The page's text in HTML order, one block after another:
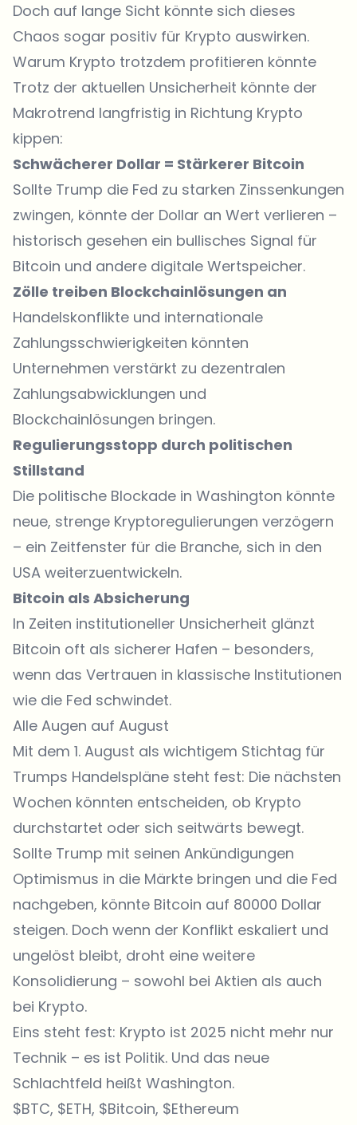
Doch auf lange Sicht könnte sich dieses
Chaos sogar positiv für Krypto auswirken.
Warum Krypto trotzdem profitieren könnte
Trotz der aktuellen Unsicherheit könnte der
Makrotrend langfristig in Richtung Krypto
kippen:
Schwächerer Dollar = Stärkerer Bitcoin
Sollte Trump die Fed zu starken Zinssenkungen
zwingen, könnte der Dollar an Wert verlieren –
historisch gesehen ein bullisches Signal für
Bitcoin und andere digitale Wertspeicher.
Zölle treiben Blockchainlösungen an
Handelskonflikte und internationale
Zahlungsschwierigkeiten könnten
Unternehmen verstärkt zu dezentralen
Zahlungsabwicklungen und
Blockchainlösungen bringen.
Regulierungsstopp durch politischen
Stillstand
Die politische Blockade in Washington könnte
neue, strenge Kryptoregulierungen verzögern
– ein Zeitfenster für die Branche, sich in den
USA weiterzuentwickeln.
Bitcoin als Absicherung
In Zeiten institutioneller Unsicherheit glänzt
Bitcoin oft als sicherer Hafen – besonders,
wenn das Vertrauen in klassische Institutionen
wie die Fed schwindet.
Alle Augen auf August
Mit dem 1. August als wichtigem Stichtag für
Trumps Handelspläne steht fest: Die nächsten
Wochen könnten entscheiden, ob Krypto
durchstartet oder sich seitwärts bewegt.
Sollte Trump mit seinen Ankündigungen
Optimismus in die Märkte bringen und die Fed
nachgeben, könnte Bitcoin auf 80000 Dollar
steigen. Doch wenn der Konflikt eskaliert und
ungelöst bleibt, droht eine weitere
Konsolidierung – sowohl bei Aktien als auch
bei Krypto.
Eins steht fest: Krypto ist 2025 nicht mehr nur
Technik – es ist Politik. Und das neue
Schlachtfeld heißt Washington.
$BTC, $ETH, $Bitcoin, $Ethereum